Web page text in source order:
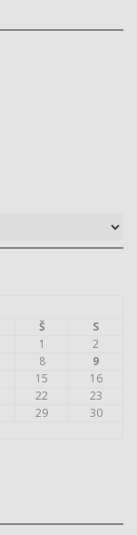
Š
S
1
2
8
9
15
16
22
23
29
30